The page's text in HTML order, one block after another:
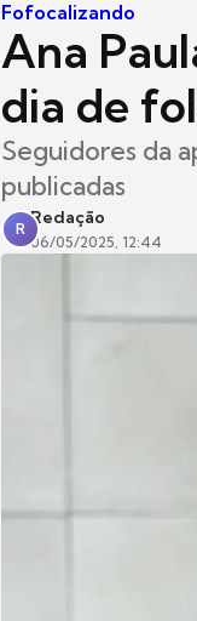
Fofocalizando
Ana
dia de
Seguidores da
publicadas
R
Redação
06/05/2025, 12:44